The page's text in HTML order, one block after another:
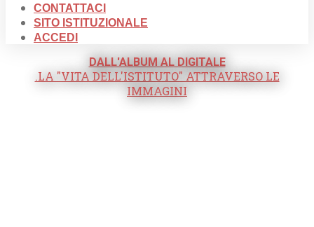
CONTATTACI
SITO ISTITUZIONALE
ACCEDI
DALL'ALBUM AL DIGITALE
.LA "VITA DELL'ISTITUTO" ATTRAVERSO LE
IMMAGINI